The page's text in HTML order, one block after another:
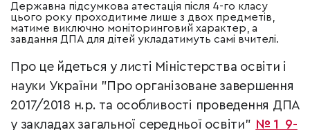
Державна підсумкова атестація після 4-го класу
цього року проходитиме лише з двох предметів,
матиме виключно моніторинговий характер, а
завдання ДПА для дітей укладатимуть самі вчителі.
Про це йдеться у листі Міністерства освіти і
науки України "Про організоване завершення
2017/2018 н.р. та особливості проведення ДПА
у закладах загальної середньої освіти" № 1_9-